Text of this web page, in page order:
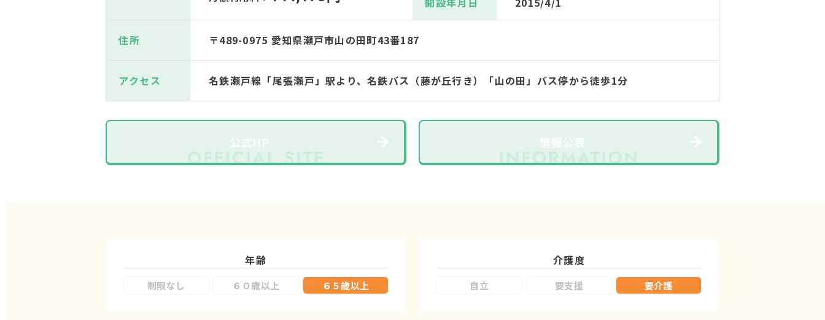
住所 〒489-0975 愛知県瀬戸市山の田町43番187
アクセス 名鉄瀬戸線「尾張瀬戸」駅より、名鉄バス（藤が丘行き）「山の田」バス停から徒歩1分
公式HP 情報公表
年齢
制限なし ６０歳以上 ６５歳以上
介護度
自立 要支援 要介護